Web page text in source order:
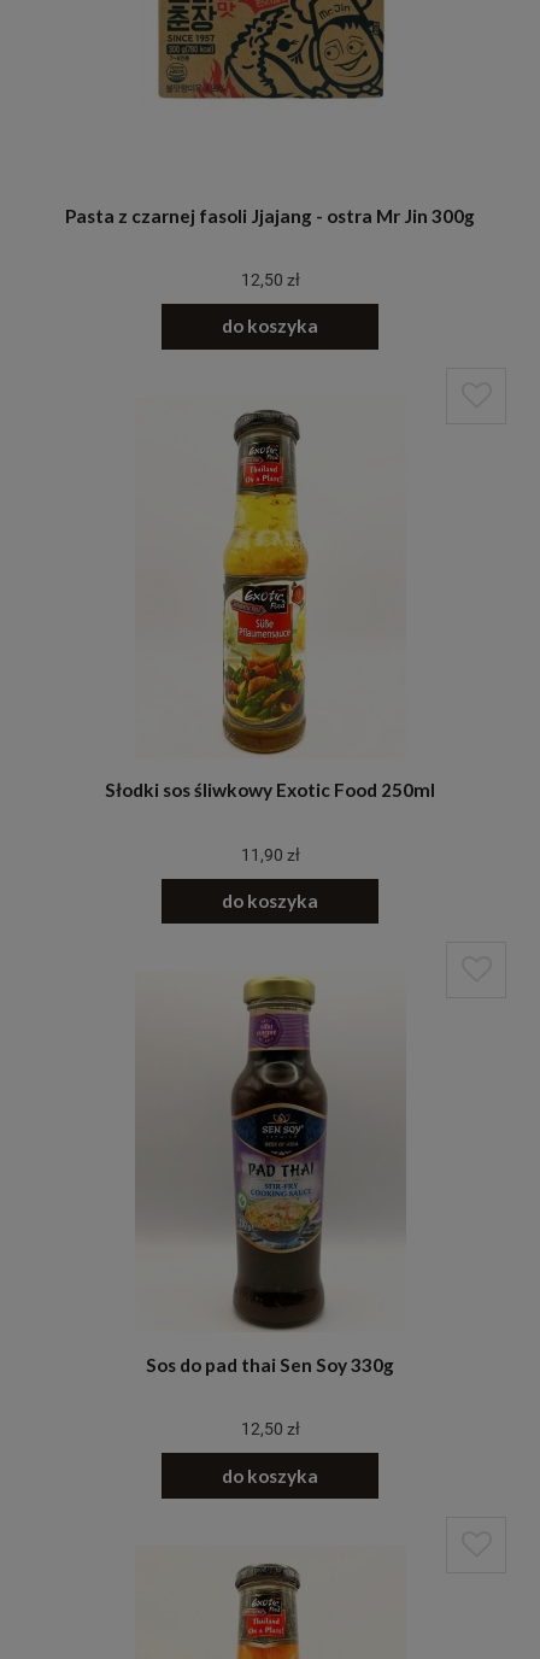
Pasta z czarnej fasoli Jjajang - ostra Mr Jin 300g
12,50 zł
do koszyka
Słodki sos śliwkowy Exotic Food 250ml
11,90 zł
do koszyka
Sos do pad thai Sen Soy 330g
12,50 zł
do koszyka